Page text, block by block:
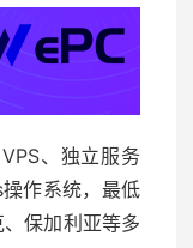
、独立服务
作系统，最低
保加利亚等多